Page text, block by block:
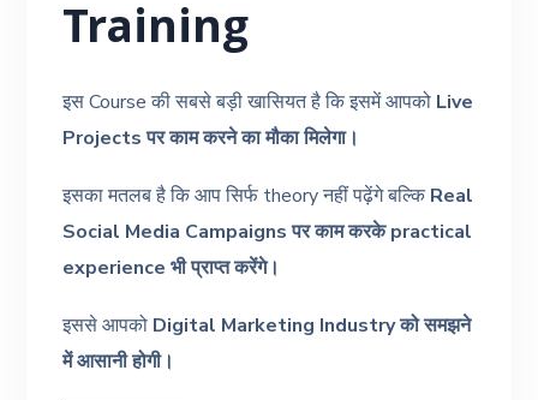
Training
इस Course की सबसे बड़ी खासियत है कि इसमें आपको Live
Projects पर काम करने का मौका मिलेगा।
इसका मतलब है कि आप सिर्फ theory नहीं पढ़ेंगे बल्कि Real
Social Media Campaigns पर काम करके practical
experience भी प्राप्त करेंगे।
इससे आपको Digital Marketing Industry को समझने
में आसानी होगी।